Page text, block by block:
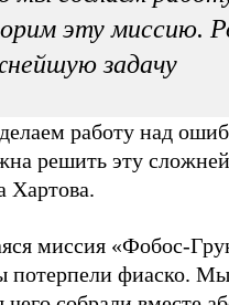
эту миссию.
задачу
работу над
решить эту
Хартова.
миссия «Фобос-
фиаско. Мы